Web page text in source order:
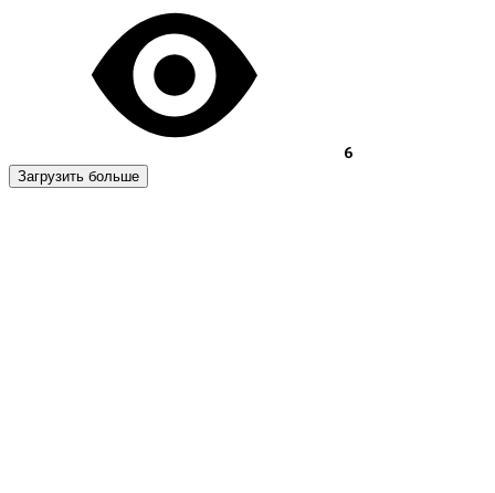
6
Загрузить больше